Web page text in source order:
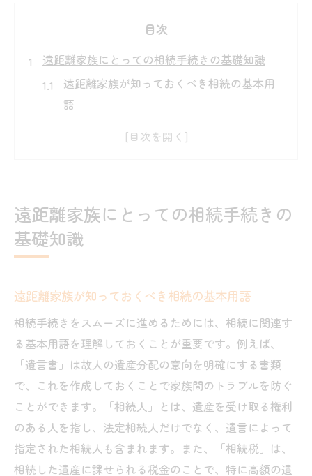
目次
遠距離家族にとっての相続手続きの基礎知識
遠距離家族が知っておくべき相続の基本用
語
相続手続きの流れを理解するためのガイド
相続に関する法律上の基礎知識
遠距離家族向けの相続手続きの特別な考慮
家族が離れている場合の相続における連絡手段
相続時に有効な遠距離連絡ツールの選び方
家族間のスムーズなコミュニケーションを
実現する方法
オンライン会議ツールを活用した相続手続
きの進め方
遠距離家族のための連絡計画の策定法
相続手続きにおけるメールと郵送の使い分
遠距離家族にとっての相続手続きの
基礎知識
遠距離家族が知っておくべき相続の基本用語
相続手続きをスムーズに進めるためには、相続に関連す
る基本用語を理解しておくことが重要です。例えば、
「遺言書」は故人の遺産分配の意向を明確にする書類
で、これを作成しておくことで家族間のトラブルを防ぐ
ことができます。「相続人」とは、遺産を受け取る権利
のある人を指し、法定相続人だけでなく、遺言によって
指定された相続人も含まれます。また、「相続税」は、
相続した遺産に課せられる税金のことで、特に高額の遺